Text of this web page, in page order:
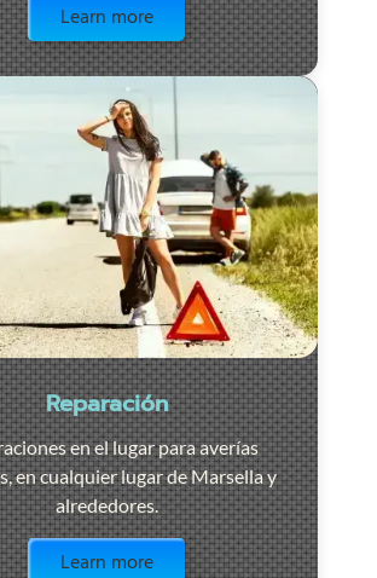
Learn more
Reparación
en el lugar para averías
en cualquier lugar de Marsella y
alrededores.
Learn more